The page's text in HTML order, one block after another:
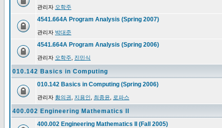
관리자 오학주
4541.664A Program Analysis (Spring 2007)
관리자 박대준
4541.664A Program Analysis (Spring 2006)
관리자 오학주 진민식
010.142 Basics in Computing
010.142 Basics in Computing (Spring 2006)
관리자 황의권 지용인 최종윤 로파스
400.002 Engineering Mathematics II
400.002 Engineering Mathematics II (Fall 2005)